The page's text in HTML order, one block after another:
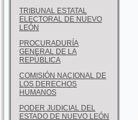
TRIBUNAL ESTATAL
ELECTORAL DE NUEVO
LEÓN
PROCURADURÍA
GENERAL DE LA
REPÚBLICA
COMISIÓN NACIONAL DE
LOS DERECHOS
HUMANOS
PODER JUDICIAL DEL
ESTADO DE NUEVO LEÓN